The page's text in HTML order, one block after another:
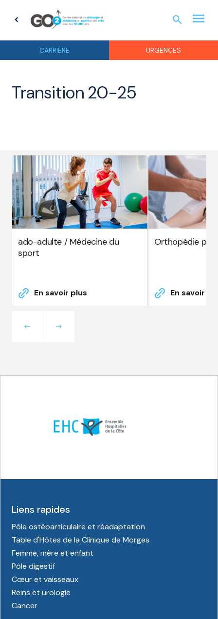
chevron_left
CARRIÈRE URGENCES
search menu
Transition 20-25
ado-adulte / Médecine du
sport
En savoir plus
Orthopédie
En savoir
Liens rapides
Pôle ostéoarticulaire et réadaptation
Table d'Hôtes de la Clinique de Morges
Femme, mère et enfant
Pôle digestif
Cœur et vaisseaux
Reins et urologie
Cancer